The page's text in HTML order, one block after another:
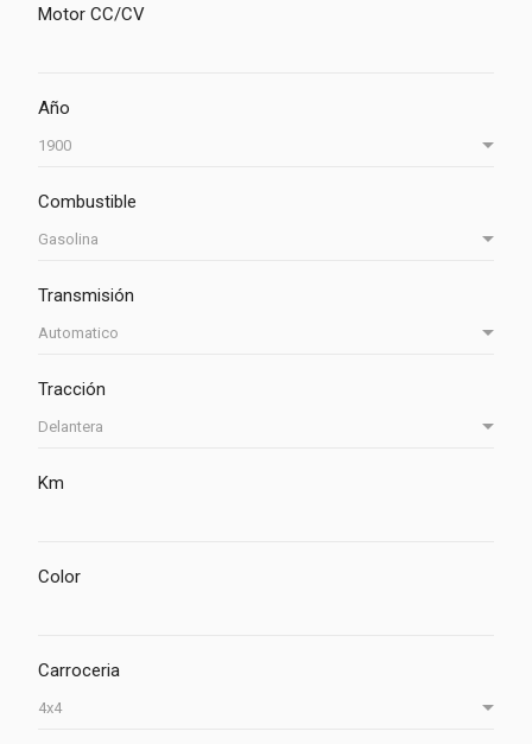
Motor CC/CV
Año
Combustible
Transmisión
Tracción
Km
Color
Carroceria